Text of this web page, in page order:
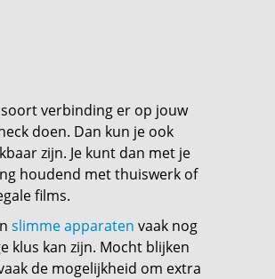
verbinding er op jouw
doen. Dan kun je ook
zijn. Je kunt dan met je
houdend met thuiswerk of
films.
slimme apparaten vaak nog
klus kan zijn. Mocht blijken
de mogelijkheid om extra